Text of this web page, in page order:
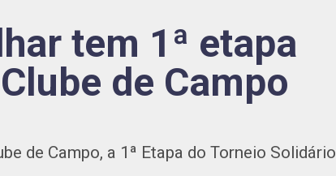
tem 1ª etapa
de Campo
de Campo, a 1ª Etapa do Torneio Solidário